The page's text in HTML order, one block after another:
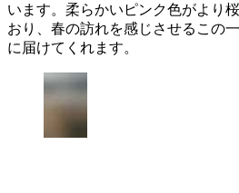
います。柔らかいピンク色がより
おり、春の訪れを感じさせるこの
に届けてくれます。